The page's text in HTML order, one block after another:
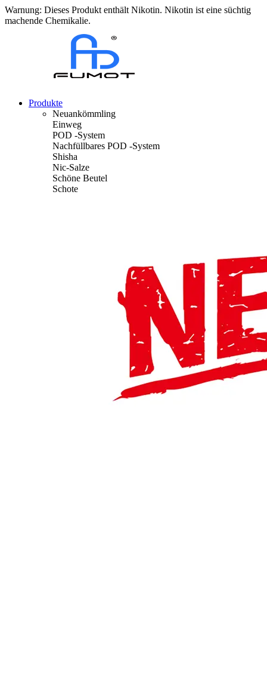
Warnung: Dieses Produkt enthält Nikotin. Nikotin ist eine süchtig
machende Chemikalie.
Produkte
Neuankömmling
Einweg
POD -System
Nachfüllbares POD -System
Shisha
Nic-Salze
Schöne Beutel
Schote